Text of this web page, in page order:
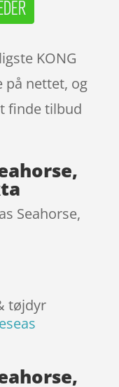
KONG
på nettet, og
finde tilbud
Seahorse,
tøjdyr